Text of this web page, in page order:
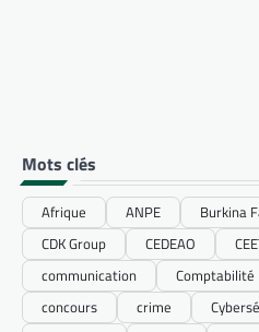
Mots clés
Afrique ANPE Burkina
CDK Group
CEDEAO
communication
Comptabilité
concours
crime